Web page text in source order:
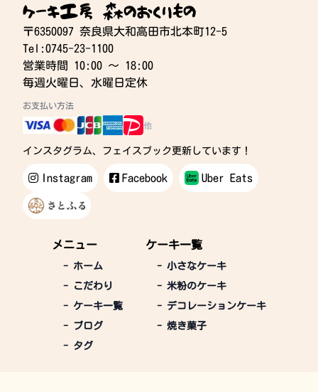
ケーキ工房 森のおくりもの
〒6350097 奈良県大和高田市北本町12-5
Tel:0745-23-1100
営業時間 10:00 〜 18:00
毎週火曜日、水曜日定休
お支払い方法
他
インスタグラム、フェイスブック更新しています！
Instagram Facebook Uber Eats
メニュー
- ホーム
-
こだわり
- ケーキ一覧
- ブログ
- タグ
ケーキ一覧
- 小さなケーキ
- 米粉のケーキ
- デコレーションケーキ
- 焼き菓子